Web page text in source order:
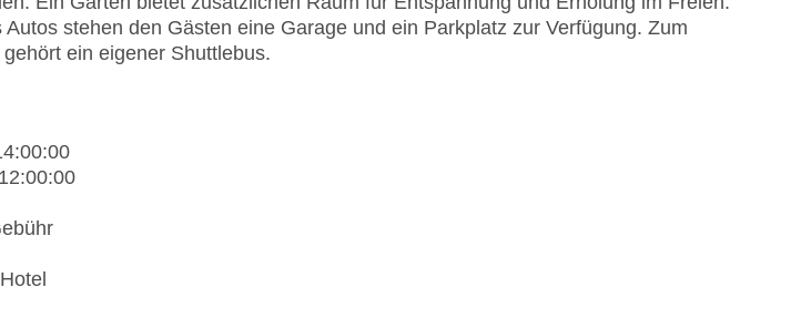
stehen den Gästen eine Garage und ein Parkplatz zur Verfügung. Zum
ein eigener Shuttlebus.